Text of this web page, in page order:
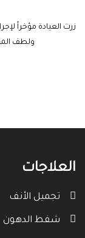
زرت العيادة مؤخراً
ولطف
العلاجات
تجميل الأنف
شفط الدهون